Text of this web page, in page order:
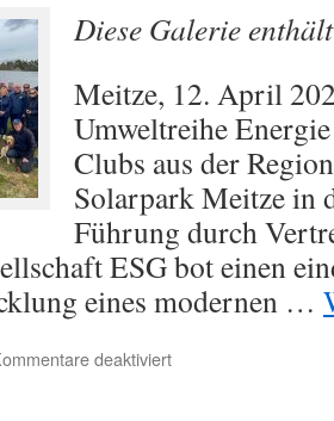
Diese Galerie
Meitze, 12. April
Umweltreihe
Clubs aus der
Solarpark Meitze in
Führung durch
ESG bot einen
eines modernen …
deaktiviertfür